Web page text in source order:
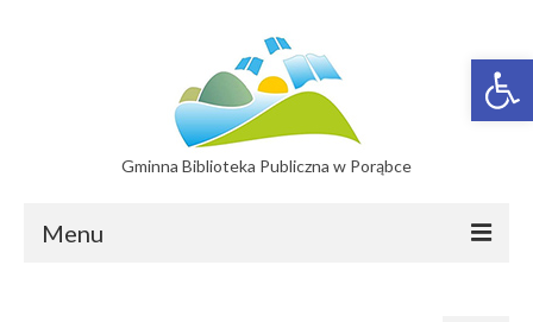
Gminna Biblioteka Publiczna w Porąbce
Menu